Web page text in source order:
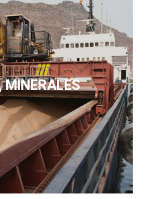
MINERALES